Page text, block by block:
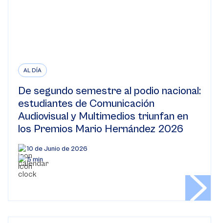
AL DÍA
De segundo semestre al podio nacional:
estudiantes de Comunicación
Audiovisual y Multimedios triunfan en
los Premios Mario Hernández 2026
10 de Junio de 2026
5 min